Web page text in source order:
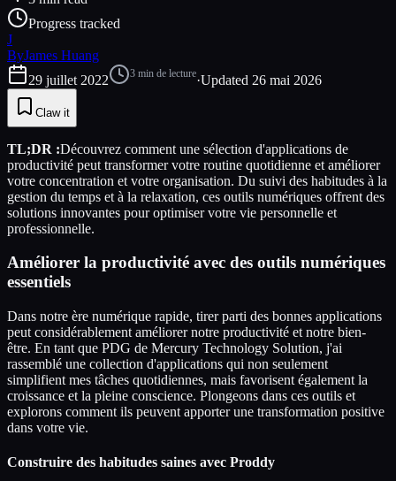
Progress tracked
J
ByJames Huang
29 juillet 2022
3 min de lecture·Updated 26 mai 2026
Claw it
TL;DR :Découvrez comment une sélection d'applications de
productivité peut transformer votre routine quotidienne et améliorer
votre concentration et votre organisation. Du suivi des habitudes à la
gestion du temps et à la relaxation, ces outils numériques offrent des
solutions innovantes pour optimiser votre vie personnelle et
professionnelle.
Améliorer la productivité avec des outils numériques
essentiels
Dans notre ère numérique rapide, tirer parti des bonnes applications
peut considérablement améliorer notre productivité et notre bien-
être. En tant que PDG de Mercury Technology Solution, j'ai
rassemblé une collection d'applications qui non seulement
simplifient mes tâches quotidiennes, mais favorisent également la
croissance et la pleine conscience. Plongeons dans ces outils et
explorons comment ils peuvent apporter une transformation positive
dans votre vie.
Construire des habitudes saines avec Proddy